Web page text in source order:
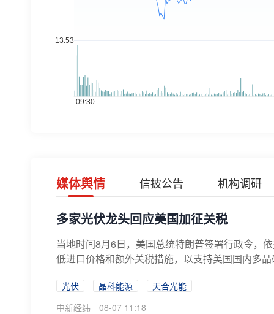
媒体舆情 信披公告 机构调研
多家光伏龙头回应美国加征关税
当地时间8月6日，美国总统特朗普签署行政令，
低进口价格和额外关税措施，以支持美国国内多
光伏 晶科能源
天合光能
中新经纬
08-07 11:18